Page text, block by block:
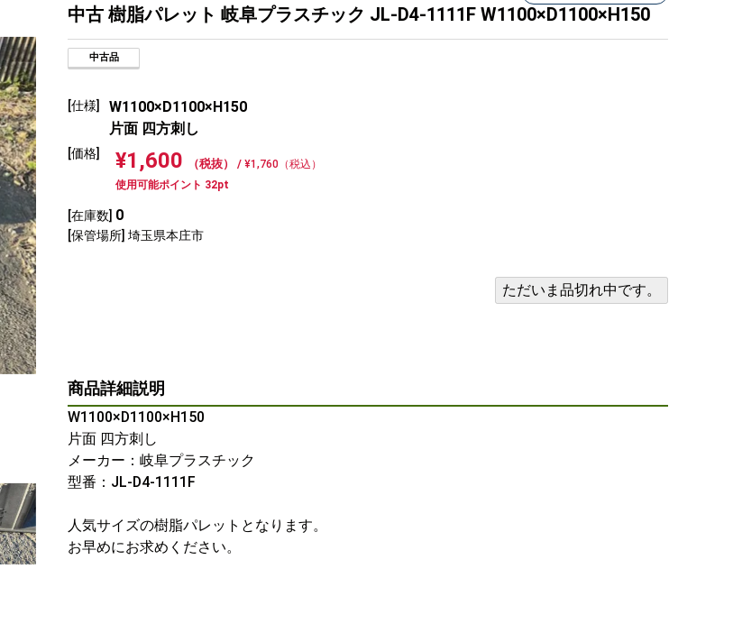
中古 樹脂パレット 岐阜プラスチック JL-D4-1111F W1100×D1100×H150
中古品
[仕様]
W1100×D1100×H150
片面 四方刺し
[価格] ¥1,600 （税抜） / ¥1,760（税込）
使用可能ポイント 32pt
[在庫数] 0
[保管場所] 埼玉県本庄市
ただいま品切れ中です。
商品詳細説明
W1100×D1100×H150
片面 四方刺し
メーカー：岐阜プラスチック
型番：JL-D4-1111F
人気サイズの樹脂パレットとなります。
お早めにお求めください。